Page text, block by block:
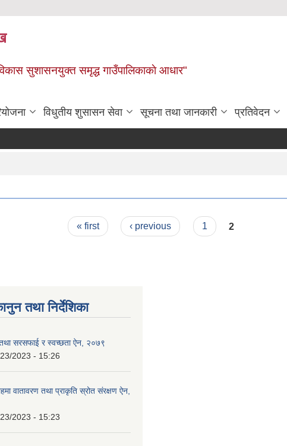
सुशासनयुक्त समृद्ध गाउँपालिकाकाे आधार"
विधुतीय शुसासन सेवा सूचना तथा जानकारी प्रतिवेदन
« first ‹ previous 1 2
तथा निर्देशिका
सरसफाई र स्वच्छता ऐन, २०७९
2023 - 15:26
वातावरण तथा प्राकृति स्रोत संरक्षण ऐन,
2023 - 15:23